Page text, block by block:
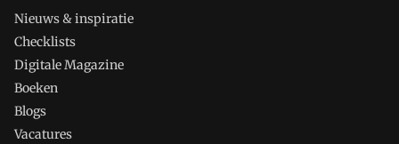
Nieuws & inspiratie
Checklists
Digitale Magazine
Boeken
Blogs
Vacatures